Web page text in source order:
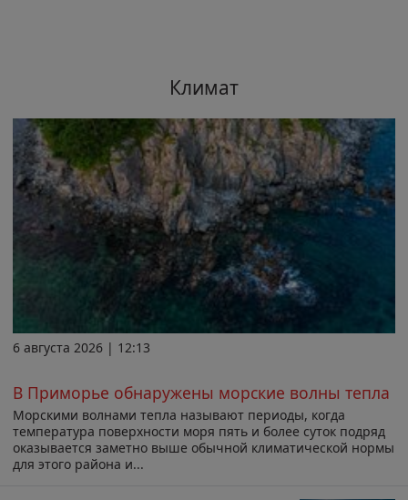
Климат
6 августа 2026 | 12:13
В Приморье обнаружены морские волны тепла
Морскими волнами тепла называют периоды, когда
температура поверхности моря пять и более суток подряд
оказывается заметно выше обычной климатической нормы
для этого района и...